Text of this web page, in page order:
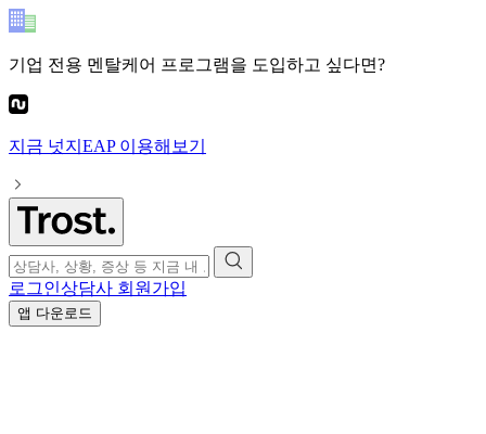
기업 전용 멘탈케어 프로그램을 도입하고 싶다면?
지금 넛지EAP이용해보기
로그인상담사 회원가입
앱 다운로드